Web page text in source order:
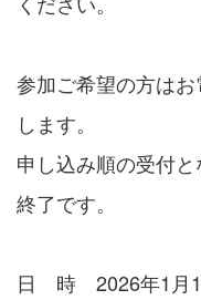
参加ご希望の方は
します。
申し込み順の受付
終了です。
日 時 2026年1月